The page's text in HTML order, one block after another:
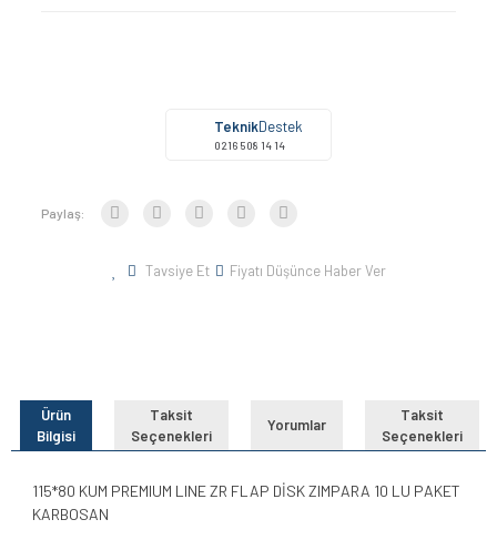
TeknikDestek
0216 508 14 14
Paylaş:
Tavsiye Et Fiyatı Düşünce Haber Ver
Ürün
Bilgisi
Taksit
Seçenekleri
Yorumlar
Taksit
Seçenekleri
115*80 KUM PREMIUM LINE ZR FLAP DİSK ZIMPARA 10 LU PAKET
KARBOSAN